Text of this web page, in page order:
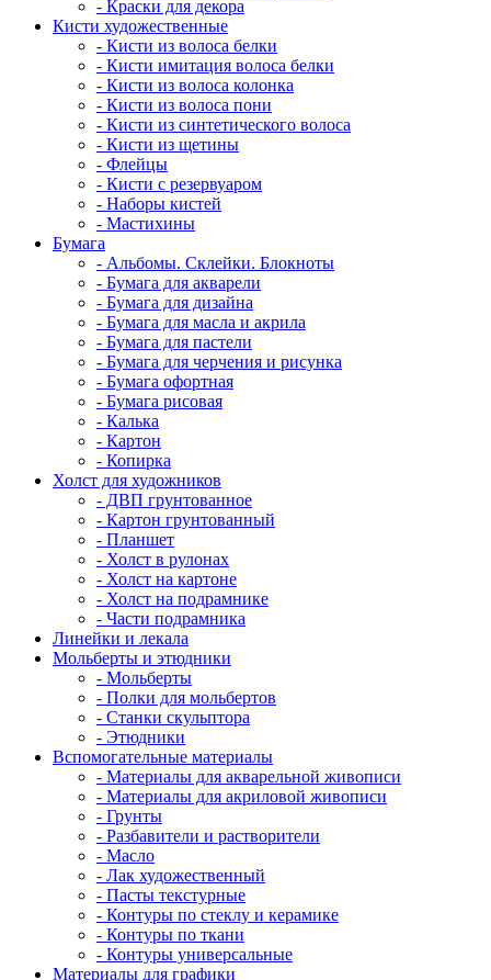
- Краски для декора
Кисти художественные
- Кисти из волоса белки
- Кисти имитация волоса белки
- Кисти из волоса колонка
- Кисти из волоса пони
- Кисти из синтетического волоса
- Кисти из щетины
- Флейцы
- Кисти с резервуаром
- Наборы кистей
- Мастихины
Бумага
- Альбомы. Склейки. Блокноты
- Бумага для акварели
- Бумага для дизайна
- Бумага для масла и акрила
- Бумага для пастели
- Бумага для черчения и рисунка
- Бумага офортная
- Бумага рисовая
- Калька
- Картон
- Копирка
Холст для художников
- ДВП грунтованное
- Картон грунтованный
- Планшет
- Холст в рулонах
- Холст на картоне
- Холст на подрамнике
- Части подрамника
Линейки и лекала
Мольберты и этюдники
- Мольберты
- Полки для мольбертов
- Станки скульптора
- Этюдники
Вспомогательные материалы
- Материалы для акварельной живописи
- Материалы для акриловой живописи
- Грунты
- Разбавители и растворители
- Масло
- Лак художественный
- Пасты текстурные
- Контуры по стеклу и керамике
- Контуры по ткани
- Контуры универсальные
Материалы для графики